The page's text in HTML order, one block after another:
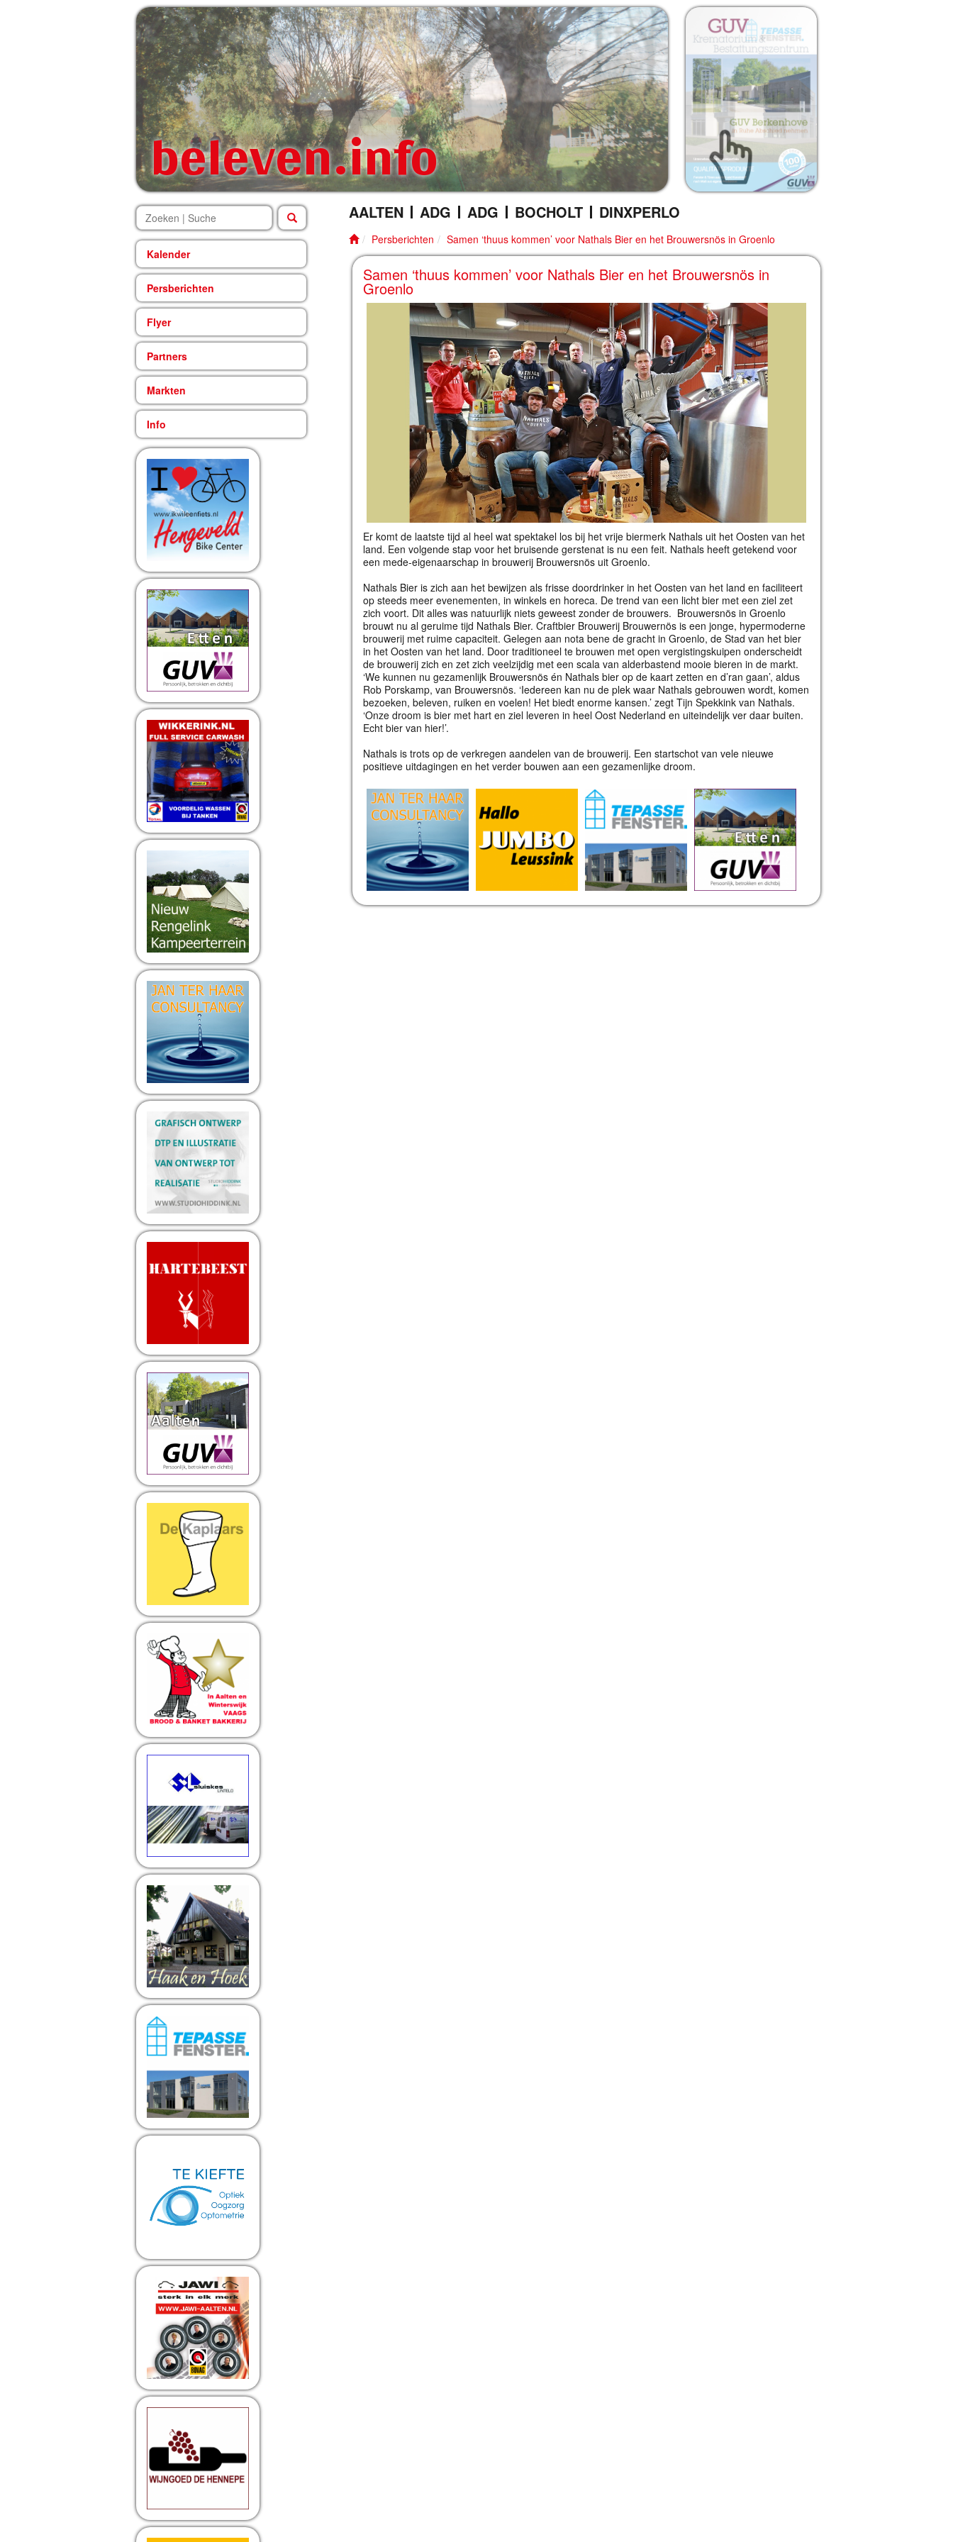
beleven.info
Kalender
Persberichten
Flyer
Partners
Markten
Info
AALTEN ADG ADG BOCHOLT DINXPERLO
Persberichten Samen ‘thuus kommen’ voor Nathals Bier en het Brouwersnös in Groenlo
Samen ‘thuus kommen’ voor Nathals Bier en het Brouwersnös in
Groenlo
Er komt de laatste tijd al heel wat spektakel los bij het vrije biermerk Nathals uit het Oosten van het
land. Een volgende stap voor het bruisende gerstenat is nu een feit. Nathals heeft getekend voor
een mede-eigenaarschap in brouwerij Brouwersnös uit Groenlo.
Nathals Bier is zich aan het bewijzen als frisse doordrinker in het Oosten van het land en faciliteert
op steeds meer evenementen, in winkels en horeca. De trend van een licht bier met een ziel zet
zich voort. Dit alles was natuurlijk niets geweest zonder de brouwers. Brouwersnös in Groenlo
brouwt nu al geruime tijd Nathals Bier. Craftbier Brouwerij Brouwernös is een jonge, hypermoderne
brouwerij met ruime capaciteit. Gelegen aan nota bene de gracht in Groenlo, de Stad van het bier
in het Oosten van het land. Door traditioneel te brouwen met open vergistingskuipen onderscheidt
de brouwerij zich en zet zich veelzijdig met een scala van alderbastend mooie bieren in de markt.
‘We kunnen nu gezamenlijk Brouwersnös én Nathals bier op de kaart zetten en d’ran gaan’, aldus
Rob Porskamp, van Brouwersnös. ‘Iedereen kan nu de plek waar Nathals gebrouwen wordt, komen
bezoeken, beleven, ruiken en voelen! Het biedt enorme kansen.’ zegt Tijn Spekkink van Nathals.
‘Onze droom is bier met hart en ziel leveren in heel Oost Nederland en uiteindelijk ver daar buiten.
Echt bier van hier!’.
Nathals is trots op de verkregen aandelen van de brouwerij. Een startschot van vele nieuwe
positieve uitdagingen en het verder bouwen aan een gezamenlijke droom.